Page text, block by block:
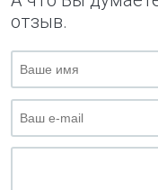
отзыв.